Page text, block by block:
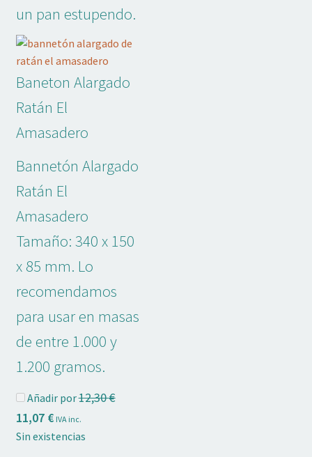
Lista de deseos
Blog de Repostería
un pan estupendo.
Baneton Alargado
Ratán El
Amasadero
Bannetón Alargado
Ratán El
Amasadero
Tamaño: 340 x 150
x 85 mm. Lo
recomendamos
para usar en masas
de entre 1.000 y
1.200 gramos.
Añadir por12,30€El
11,07 €El
precio
IVA inc.
Sin existencias